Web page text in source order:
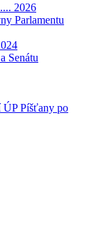
2026
Parlamentu
Senátu
ÚP Píšťany po